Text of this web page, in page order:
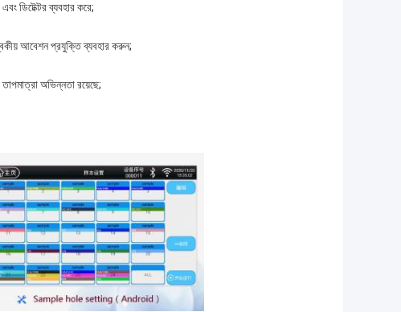
ডিটেক্টর ব্যবহার করে;
আবেশন প্রযুক্তি ব্যবহার করুন;
অভিন্নতা রয়েছে;